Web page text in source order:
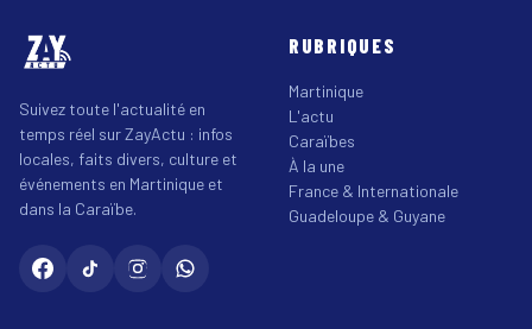
Suivez toute l'actualité en
temps réel sur ZayActu : infos
locales, faits divers, culture et
événements en Martinique et
dans la Caraïbe.
RUBRIQUES
Martinique
L'actu
Caraïbes
À la une
France & Internationale
Guadeloupe & Guyane